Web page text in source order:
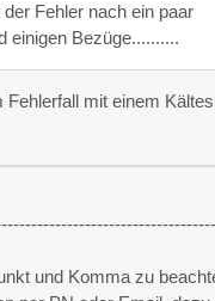
Fehler nach ein paar
einigen Bezüge..........
mit einem
und Komma zu